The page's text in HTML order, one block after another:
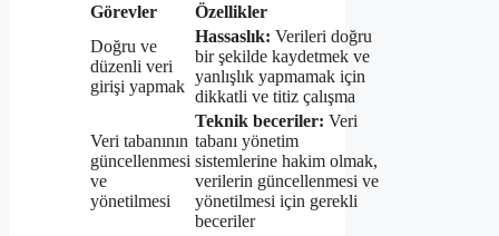
Görevler
Özellikler
Doğru ve
düzenli veri
girişi yapmak
Hassaslık: Verileri doğru
bir şekilde kaydetmek ve
yanlışlık yapmamak için
dikkatli ve titiz çalışma
Veri tabanının
güncellenmesi
ve
yönetilmesi
Teknik beceriler: Veri
tabanı yönetim
sistemlerine hakim olmak,
verilerin güncellenmesi ve
yönetilmesi için gerekli
beceriler